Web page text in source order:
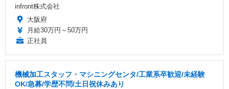
infront株式会社
大阪府
月給30万円～50万円
正社員
機械加工スタッフ・マシニングセンタ/工業系卒歓迎/未経験
OK/急募/学歴不問/土日祝休みあり